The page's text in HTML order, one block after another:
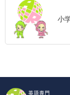
小
英語専門